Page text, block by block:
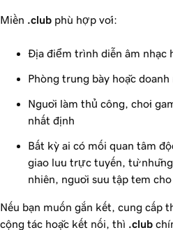
Miền .club phù hợp với:
Địa điểm trình diễn âm nhạc
Phòng trưng bày hoặc
Người làm thủ công, chơi
nhất định
Bất kỳ ai có mối quan tâm
giao lưu trực tuyến, từ
nhiên, người sưu tập tem
Nếu bạn muốn gắn kết, cung cấp
cộng tác hoặc kết nối, thì .club